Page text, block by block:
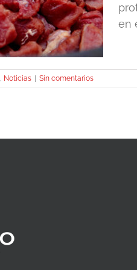
en
, Noticias Sin comentarios